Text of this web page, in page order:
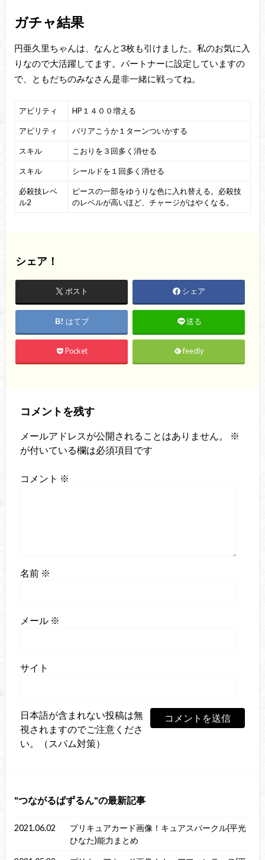
ガチャ結果
円亜久里ちゃんは、なんと3枚も引けました。私のお気に入
りなので大活躍してます。パートナーに設定していますの
で、ともだちのみなさん是非一緒に戦ってね。
アビリティ HP１４００増える
アビリティ バリアこうか１ターンついかする
スキル こおりを３回多く消せる
スキル シールドを１回多く消せる
必殺技レベ
ル2
ピースの一部をゆうりな色に入れ替える。必殺技
のレベルが高いほど、チャージがはやくなる。
シェア！
ポスト シェア
はてブ 送る
Pocket feedly
コメントを残す
メールアドレスが公開されることはありません。
※
が付いている欄は必須項目です
コメント ※
名前 ※
メール ※
サイト
日本語が含まれない投稿は無
視されますのでご注意くださ
い。（スパム対策）
つながるぱずるん の最新記事
2021.06.02
プリキュアカード画像！キュアスパークル(平光
ひなた)能力まとめ